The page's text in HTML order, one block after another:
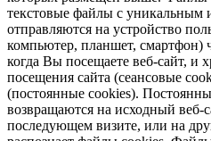
текстовые файлы с уникальным
отправляются на устройство
компьютер, планшет, смартфон)
когда Вы посещаете веб-сайт, и
посещения сайта (сеансовые
(постоянные cookies).
возвращаются на исходный веб-
последующем визите, или на